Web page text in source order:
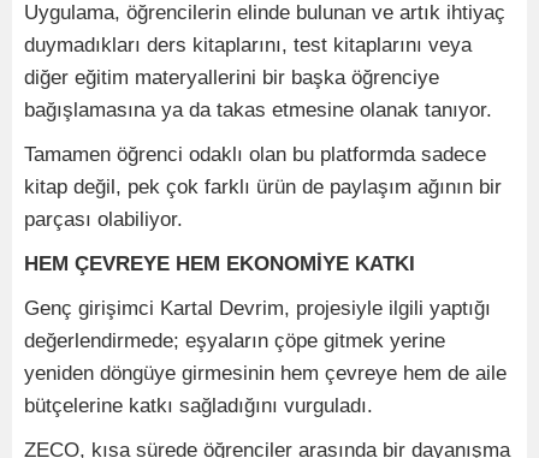
Uygulama, öğrencilerin elinde bulunan ve artık ihtiyaç
duymadıkları ders kitaplarını, test kitaplarını veya
diğer eğitim materyallerini bir başka öğrenciye
bağışlamasına ya da takas etmesine olanak tanıyor.
Tamamen öğrenci odaklı olan bu platformda sadece
kitap değil, pek çok farklı ürün de paylaşım ağının bir
parçası olabiliyor.
HEM ÇEVREYE HEM EKONOMİYE KATKI
Genç girişimci Kartal Devrim, projesiyle ilgili yaptığı
değerlendirmede; eşyaların çöpe gitmek yerine
yeniden döngüye girmesinin hem çevreye hem de aile
bütçelerine katkı sağladığını vurguladı.
ZECO, kısa sürede öğrenciler arasında bir dayanışma